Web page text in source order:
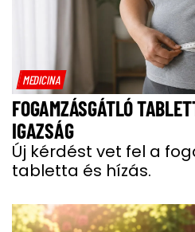
MEDICINA
FOGAMZÁSGÁTLÓ
IGAZSÁG
Új kérdést vet fel a
tabletta és hízás.